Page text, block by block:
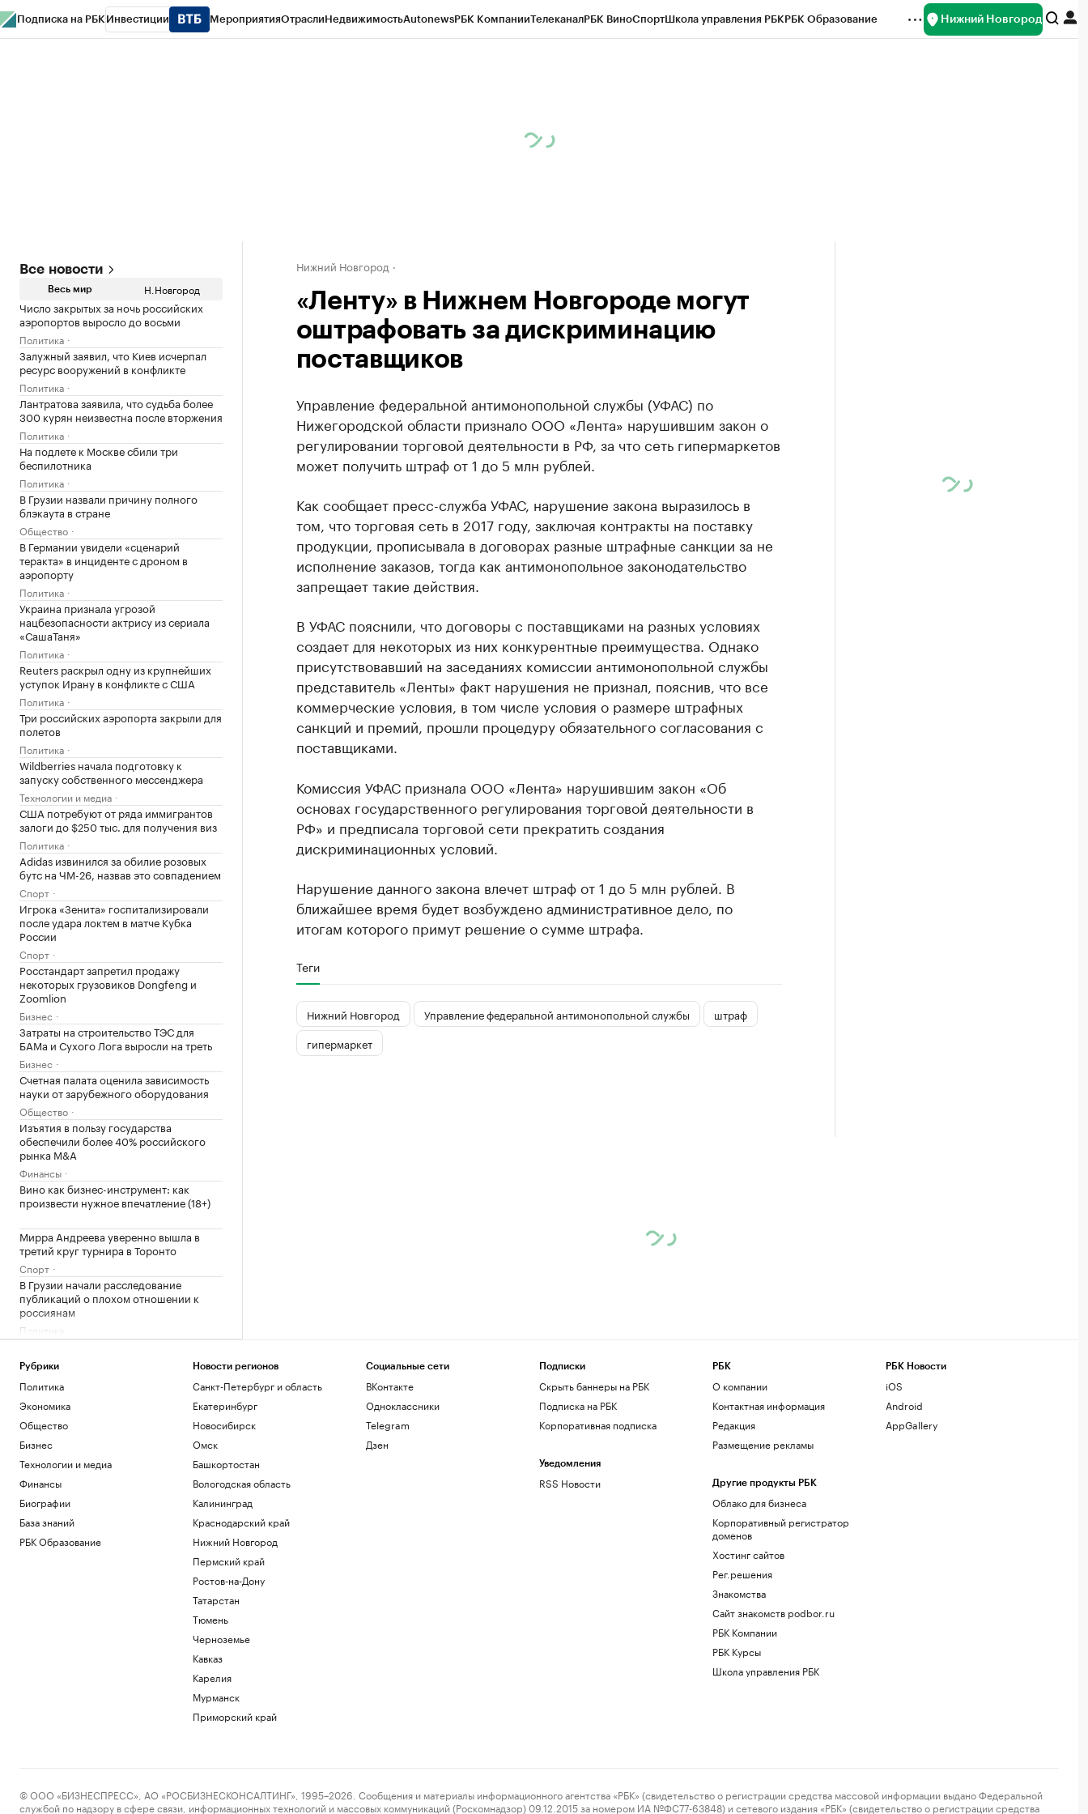
Подписка на РБК Инвестиции МероприятияОтраслиНедвижимостьAutonewsРБК КомпанииТелеканалРБК ВиноСпортШкола управления РБКРБК Образование Нижний Новгород
Все новости
Весь мир Н.Новгород
Число закрытых за ночь российских
аэропортов выросло до восьми
Политика
Залужный заявил, что Киев исчерпал
ресурс вооружений в конфликте
Политика
Лантратова заявила, что судьба более
300 курян неизвестна после вторжения
Политика
На подлете к Москве сбили три
беспилотника
Политика
В Грузии назвали причину полного
блэкаута в стране
Общество
В Германии увидели «сценарий
теракта» в инциденте с дроном в
аэропорту
Политика
Украина признала угрозой
нацбезопасности актрису из сериала
«СашаТаня»
Политика
Reuters раскрыл одну из крупнейших
уступок Ирану в конфликте с США
Политика
Три российских аэропорта закрыли для
полетов
Политика
Wildberries начала подготовку к
запуску собственного мессенджера
Технологии и медиа
США потребуют от ряда иммигрантов
залоги до $250 тыс. для получения виз
Политика
Adidas извинился за обилие розовых
бутс на ЧМ-26, назвав это совпадением
Спорт
Игрока «Зенита» госпитализировали
после удара локтем в матче Кубка
России
Спорт
Росстандарт запретил продажу
некоторых грузовиков Dongfeng и
Zoomlion
Бизнес
Затраты на строительство ТЭС для
БАМа и Сухого Лога выросли на треть
Бизнес
Счетная палата оценила зависимость
науки от зарубежного оборудования
Общество
Изъятия в пользу государства
обеспечили более 40% российского
рынка M&A
Финансы
Вино как бизнес-инструмент: как
произвести нужное впечатление (18+)
Мирра Андреева уверенно вышла в
третий круг турнира в Торонто
Спорт
В Грузии начали расследование
публикаций о плохом отношении к
россиянам
Политика
Нижний Новгород
«Ленту» в Нижнем Новгороде могут
оштрафовать за дискриминацию
поставщиков
Управление федеральной антимонопольной службы (УФАС) по
Нижегородской области признало ООО «Лента» нарушившим закон о
регулировании торговой деятельности в РФ, за что сеть гипермаркетов
может получить штраф от 1 до 5 млн рублей.
Как сообщает пресс-служба УФАС, нарушение закона выразилось в
том, что торговая сеть в 2017 году, заключая контракты на поставку
продукции, прописывала в договорах разные штрафные санкции за не
исполнение заказов, тогда как антимонопольное законодательство
запрещает такие действия.
В УФАС пояснили, что договоры с поставщиками на разных условиях
создает для некоторых из них конкурентные преимущества. Однако
присутствовавший на заседаниях комиссии антимонопольной службы
представитель «Ленты» факт нарушения не признал, пояснив, что все
коммерческие условия, в том числе условия о размере штрафных
санкций и премий, прошли процедуру обязательного согласования с
поставщиками.
Комиссия УФАС признала ООО «Лента» нарушившим закон «Об
основах государственного регулирования торговой деятельности в
РФ» и предписала торговой сети прекратить создания
дискриминационных условий.
Нарушение данного закона влечет штраф от 1 до 5 млн рублей. В
ближайшее время будет возбуждено административное дело, по
итогам которого примут решение о сумме штрафа.
Теги
Нижний Новгород Управление федеральной антимонопольной службы
штраф
гипермаркет
Рубрики
Политика
Экономика
Общество
Бизнес
Технологии и медиа
Финансы
Биографии
База знаний
РБК Образование
Новости регионов
Санкт-Петербург и область
Екатеринбург
Новосибирск
Омск
Башкортостан
Вологодская область
Калининград
Краснодарский край
Нижний Новгород
Пермский край
Ростов-на-Дону
Татарстан
Тюмень
Черноземье
Кавказ
Карелия
Мурманск
Приморский край
Социальные сети
ВКонтакте
Одноклассники
Telegram
Дзен
Подписки
Скрыть баннеры на РБК
Подписка на РБК
Корпоративная подписка
Уведомления
RSS Новости
РБК
О компании
Контактная информация
Редакция
Размещение рекламы
Другие продукты РБК
Облако для бизнеса
Корпоративный регистратор
доменов
Хостинг сайтов
Рег.решения
Знакомства
Сайт знакомств podbor.ru
РБК Компании
РБК Курсы
Школа управления РБК
РБК Новости
iOS
Android
AppGallery
© ООО «БИЗНЕСПРЕСС», АО «РОСБИЗНЕСКОНСАЛТИНГ», 1995–2026. Сообщения и материалы информационного агентства «РБК» (свидетельство о регистрации средства массовой информации выдано Федеральной
службой по надзору в сфере связи, информационных технологий и массовых коммуникаций (Роскомнадзор) 09.12.2015 за номером ИА №ФС77-63848) и сетевого издания «РБК» (свидетельство о регистрации средства